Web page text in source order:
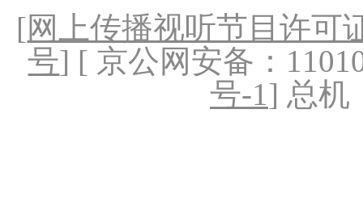
[网上传播视听节目许可
号] [ 京公网安备：
号-1] 总机